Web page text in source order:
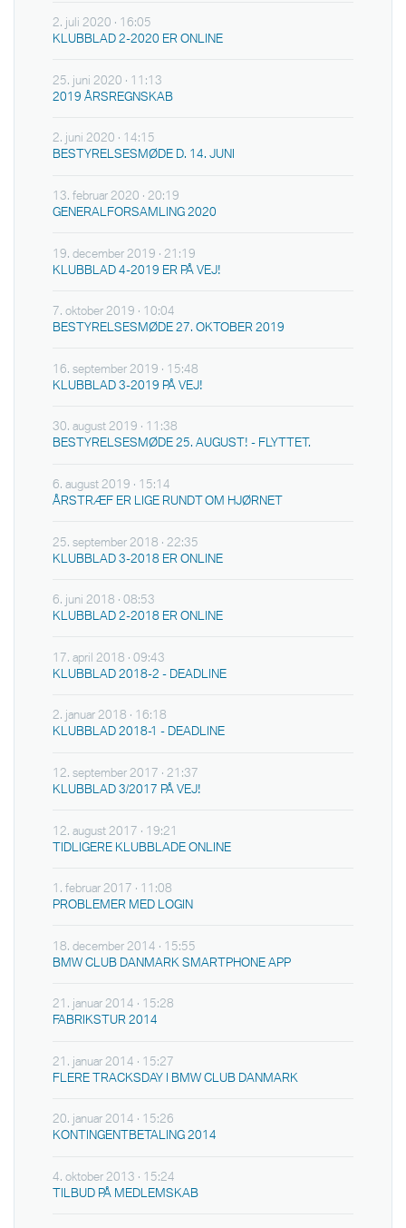
2. juli 2020 · 16:05
KLUBBLAD 2-2020 ER ONLINE
25. juni 2020 · 11:13
2019 ÅRSREGNSKAB
2. juni 2020 · 14:15
BESTYRELSESMØDE D. 14. JUNI
13. februar 2020 · 20:19
GENERALFORSAMLING 2020
19. december 2019 · 21:19
KLUBBLAD 4-2019 ER PÅ VEJ!
7. oktober 2019 · 10:04
BESTYRELSESMØDE 27. OKTOBER 2019
16. september 2019 · 15:48
KLUBBLAD 3-2019 PÅ VEJ!
30. august 2019 · 11:38
BESTYRELSESMØDE 25. AUGUST! - FLYTTET.
6. august 2019 · 15:14
ÅRSTRÆF ER LIGE RUNDT OM HJØRNET
25. september 2018 · 22:35
KLUBBLAD 3-2018 ER ONLINE
6. juni 2018 · 08:53
KLUBBLAD 2-2018 ER ONLINE
17. april 2018 · 09:43
KLUBBLAD 2018-2 - DEADLINE
2. januar 2018 · 16:18
KLUBBLAD 2018-1 - DEADLINE
12. september 2017 · 21:37
KLUBBLAD 3/2017 PÅ VEJ!
12. august 2017 · 19:21
TIDLIGERE KLUBBLADE ONLINE
1. februar 2017 · 11:08
PROBLEMER MED LOGIN
18. december 2014 · 15:55
BMW CLUB DANMARK SMARTPHONE APP
21. januar 2014 · 15:28
FABRIKSTUR 2014
21. januar 2014 · 15:27
FLERE TRACKSDAY I BMW CLUB DANMARK
20. januar 2014 · 15:26
KONTINGENTBETALING 2014
4. oktober 2013 · 15:24
TILBUD PÅ MEDLEMSKAB